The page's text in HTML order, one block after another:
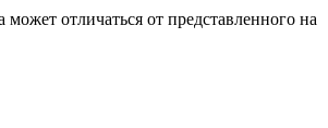
отличаться от представленного на